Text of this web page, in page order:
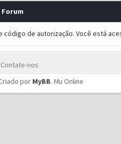
Forum
código de autorização. Você está
Contate-nos
por MyBB.Mu Online